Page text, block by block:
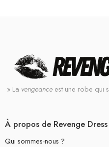
» La vengeance est une robe qui
À propos de Revenge Dress
Qui sommes-nous ?